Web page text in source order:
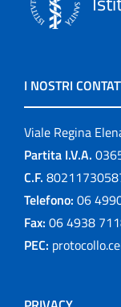
I NOSTRI
Viale Regina
Partita I.V.A.
C.F.
Telefono: 06
Fax: 06 4938
PEC: